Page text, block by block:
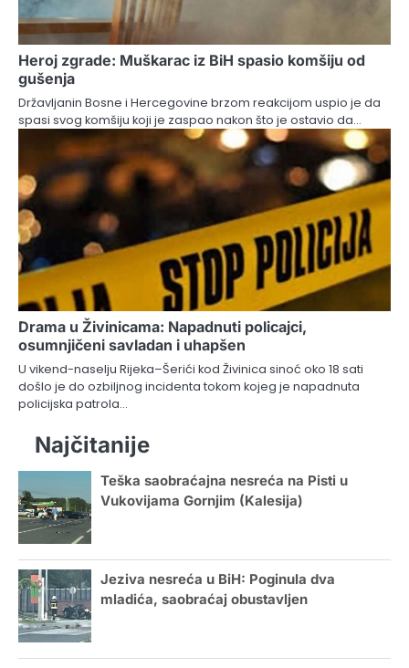
Heroj zgrade: Muškarac iz BiH spasio komšiju od
gušenja
Državljanin Bosne i Hercegovine brzom reakcijom uspio je da
spasi svog komšiju koji je zaspao nakon što je ostavio da…
Drama u Živinicama: Napadnuti policajci,
osumnjičeni savladan i uhapšen
U vikend-naselju Rijeka–Šerići kod Živinica sinoć oko 18 sati
došlo je do ozbiljnog incidenta tokom kojeg je napadnuta
policijska patrola…
Najčitanije
Teška saobraćajna nesreća na Pisti u
Vukovijama Gornjim (Kalesija)
Jeziva nesreća u BiH: Poginula dva
mladića, saobraćaj obustavljen